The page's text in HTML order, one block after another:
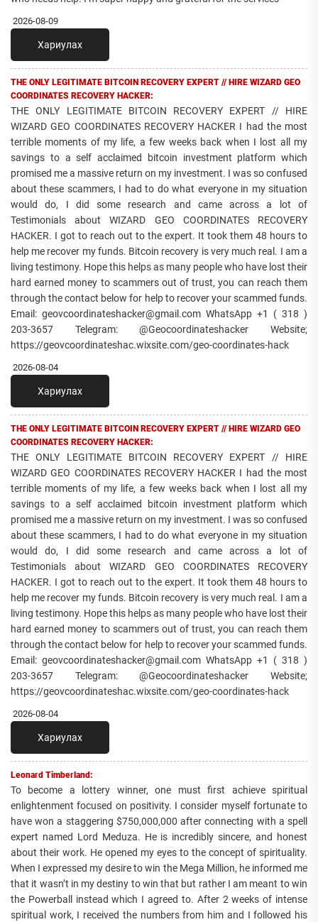
2026-08-09
Хариулах
THE ONLY LEGITIMATE BITCOIN RECOVERY EXPERT // HIRE WIZARD GEO
COORDINATES RECOVERY HACKER:
THE ONLY LEGITIMATE BITCOIN RECOVERY EXPERT // HIRE
WIZARD GEO COORDINATES RECOVERY HACKER I had the most
terrible moments of my life, a few weeks back when I lost all my
savings to a self acclaimed bitcoin investment platform which
promised me a massive return on my investment. I was so confused
about these scammers, I had to do what everyone in my situation
would do, I did some research and came across a lot of
Testimonials about WIZARD GEO COORDINATES RECOVERY
HACKER. I got to reach out to the expert. It took them 48 hours to
help me recover my funds. Bitcoin recovery is very much real. I am a
living testimony. Hope this helps as many people who have lost their
hard earned money to scammers out of trust, you can reach them
through the contact below for help to recover your scammed funds.
Email: geovcoordinateshacker@gmail.com WhatsApp +1 ( 318 )
203-3657 Telegram: @Geocoordinateshacker Website;
https://geovcoordinateshac.wixsite.com/geo-coordinates-hack
2026-08-04
Хариулах
THE ONLY LEGITIMATE BITCOIN RECOVERY EXPERT // HIRE WIZARD GEO
COORDINATES RECOVERY HACKER:
THE ONLY LEGITIMATE BITCOIN RECOVERY EXPERT // HIRE
WIZARD GEO COORDINATES RECOVERY HACKER I had the most
terrible moments of my life, a few weeks back when I lost all my
savings to a self acclaimed bitcoin investment platform which
promised me a massive return on my investment. I was so confused
about these scammers, I had to do what everyone in my situation
would do, I did some research and came across a lot of
Testimonials about WIZARD GEO COORDINATES RECOVERY
HACKER. I got to reach out to the expert. It took them 48 hours to
help me recover my funds. Bitcoin recovery is very much real. I am a
living testimony. Hope this helps as many people who have lost their
hard earned money to scammers out of trust, you can reach them
through the contact below for help to recover your scammed funds.
Email: geovcoordinateshacker@gmail.com WhatsApp +1 ( 318 )
203-3657 Telegram: @Geocoordinateshacker Website;
https://geovcoordinateshac.wixsite.com/geo-coordinates-hack
2026-08-04
Хариулах
Leonard Timberland:
To become a lottery winner, one must first achieve spiritual
enlightenment focused on positivity. I consider myself fortunate to
have won a staggering $750,000,000 after connecting with a spell
expert named Lord Meduza. He is incredibly sincere, and honest
about their work. He opened my eyes to the concept of spirituality.
When I expressed my desire to win the Mega Million, he informed me
that it wasn’t in my destiny to win that but rather I am meant to win
the Powerball instead which I agreed to. After 2 weeks of intense
spiritual work, I received the numbers from him and I followed his